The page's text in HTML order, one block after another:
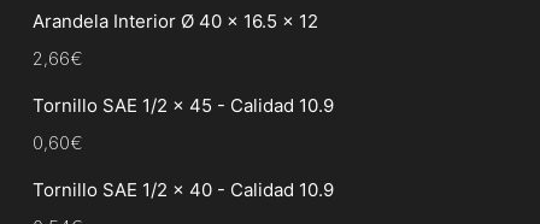
Arandela Interior Ø 40 x 16.5 x 12
2,66€
Tornillo SAE 1/2 x 45 - Calidad 10.9
0,60€
Tornillo SAE 1/2 x 40 - Calidad 10.9